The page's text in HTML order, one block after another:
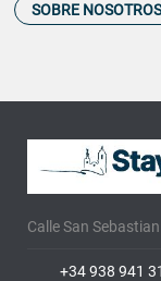
SOBRE NOSOTROS
Calle San
+34 938 941